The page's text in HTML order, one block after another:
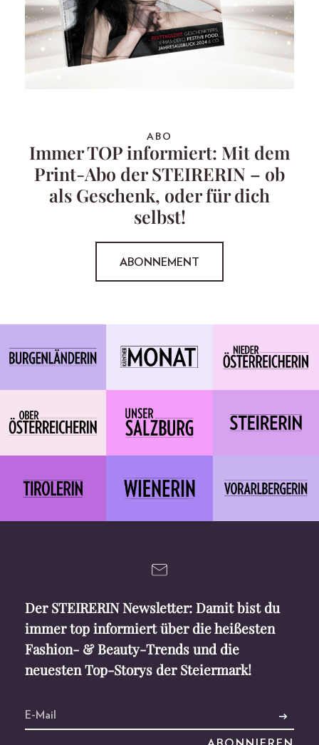
ABO
Immer TOP informiert: Mit dem
Print-Abo der STEIRERIN – ob
als Geschenk, oder für dich
selbst!
ABONNEMENT
Der STEIRERIN Newsletter: Damit bist du
immer top informiert über die heißesten
Fashion- & Beauty-Trends und die
neuesten Top-Storys der Steiermark!